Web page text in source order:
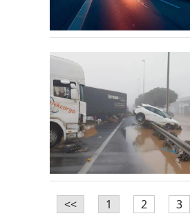
<< 1 2 3